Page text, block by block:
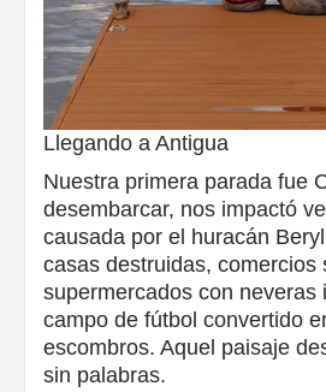
Llegando a Antigua
Nuestra primera parada fue
desembarcar, nos impactó
causada por el huracán
casas destruidas, comercios
supermercados con neveras
campo de fútbol convertido
escombros. Aquel paisaje
sin palabras.